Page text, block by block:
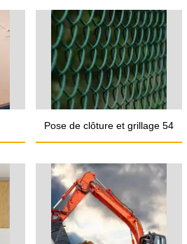
Pose de clôture et grillage 54